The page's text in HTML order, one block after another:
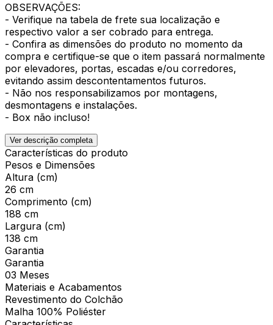
OBSERVAÇÕES:
- Verifique na tabela de frete sua localização e
respectivo valor a ser cobrado para entrega.
- Confira as dimensões do produto no momento da
compra e certifique-se que o item passará normalmente
por elevadores, portas, escadas e/ou corredores,
evitando assim descontentamentos futuros.
- Não nos responsabilizamos por montagens,
desmontagens e instalações.
- Box não incluso!
Ver descrição completa
Características do produto
Pesos e Dimensões
Altura (cm)
26 cm
Comprimento (cm)
188 cm
Largura (cm)
138 cm
Garantia
Garantia
03 Meses
Materiais e Acabamentos
Revestimento do Colchão
Malha 100% Poliéster